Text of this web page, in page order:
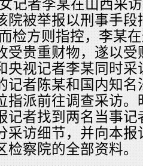
记者李某在山西采
院被举报以刑事手
检方则指控，李某
受贵重财物，遂以
央视记者李某同时
记者陈某和国内知
指派前往调查采访
记者找到两名当事
采访细节，并向本
检察院的全部资料。